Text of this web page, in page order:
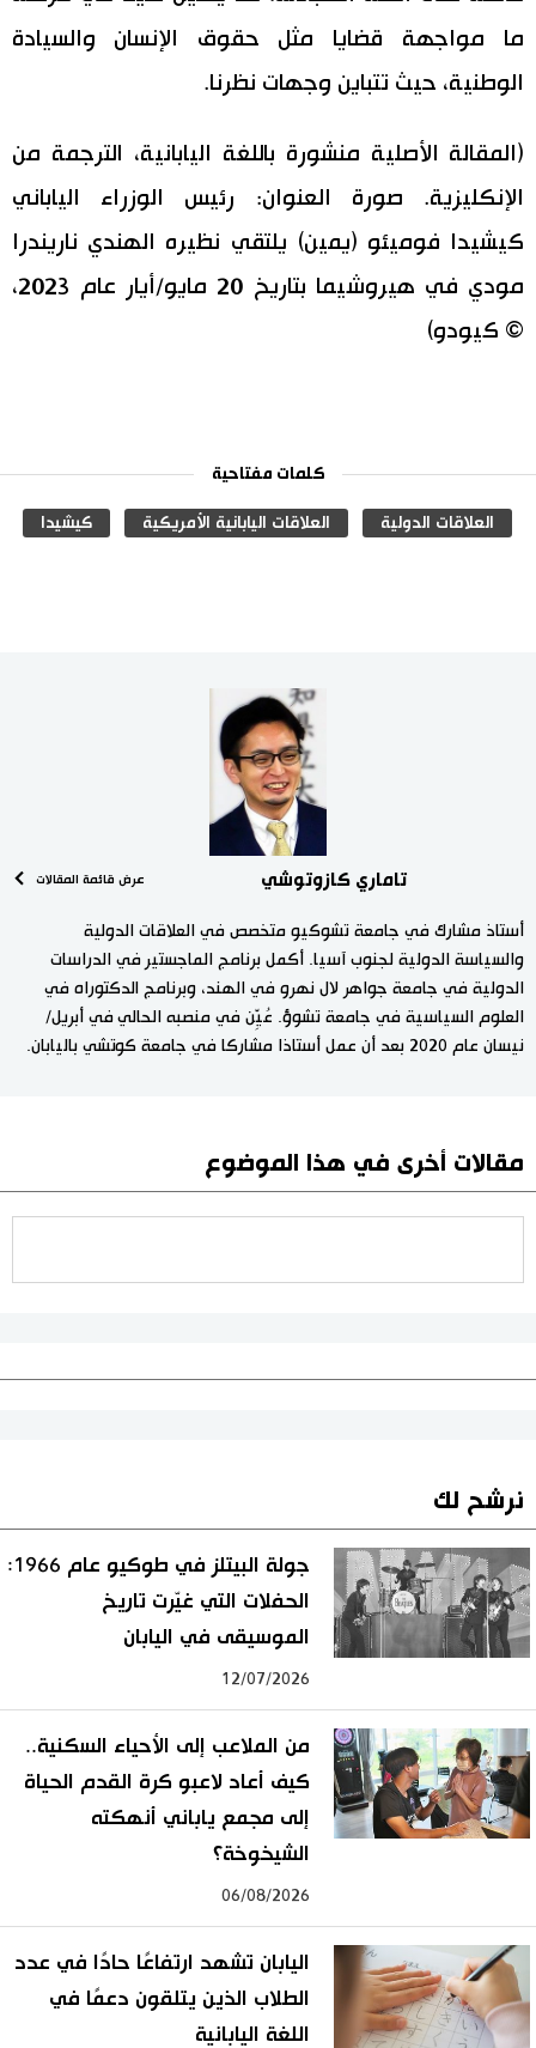
ما مواجهة قضايا مثل حقوق الإنسان والسيادة
الوطنية، حيث تتباين وجهات نظرنا.
(المقالة الأصلية منشورة باللغة اليابانية، الترجمة من
الإنكليزية. صورة العنوان: رئيس الوزراء الياباني
كيشيدا فوميئو (يمين) يلتقي نظيره الهندي ناريندرا
مودي في هيروشيما بتاريخ 20 مايو/أيار عام 2023،
© كيودو)
كلمات مفتاحية
العلاقات الدولية العلاقات اليابانية الأمريكية كيشيدا
تاماري كازوتوشي عرض قائمة المقالات
أستاذ مشارك في جامعة تشوكيو متخصص في العلاقات الدولية
والسياسة الدولية لجنوب آسيا. أكمل برنامج الماجستير في الدراسات
الدولية في جامعة جواهر لال نهرو في الهند، وبرنامج الدكتوراه في
العلوم السياسية في جامعة تشوؤ. عُيِّن في منصبه الحالي في أبريل/
نيسان عام 2020 بعد أن عمل أستاذا مشاركا في جامعة كوتشي باليابان.
مقالات أخرى في هذا الموضوع
نرشح لك
جولة البيتلز في طوكيو عام 1966:
الحفلات التي غيّرت تاريخ
الموسيقى في اليابان
12/07/2026
من الملاعب إلى الأحياء السكنية..
كيف أعاد لاعبو كرة القدم الحياة
إلى مجمع ياباني أنهكته
الشيخوخة؟
06/08/2026
اليابان تشهد ارتفاعًا حادًا في عدد
الطلاب الذين يتلقون دعمًا في
اللغة اليابانية